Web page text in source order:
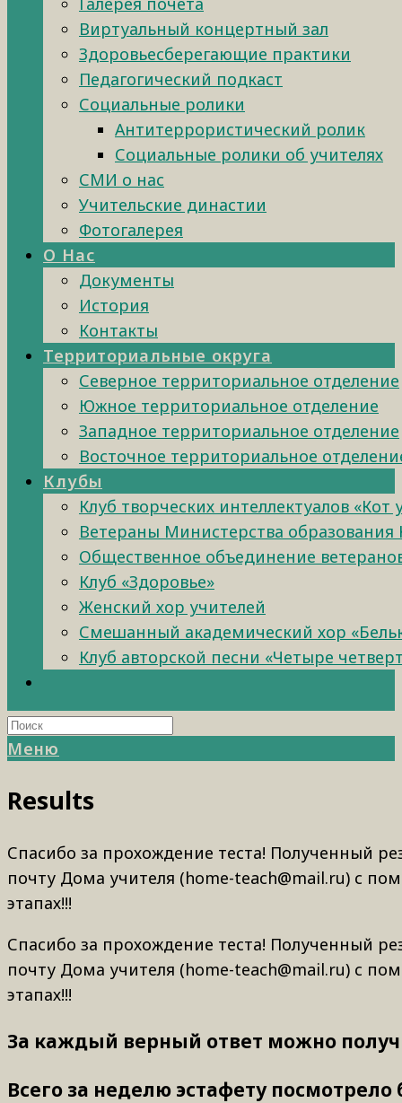
Виртуальный концертный зал
Здоровьесберегающие практики
Педагогический подкаст
Социальные ролики
Антитеррористический ролик
Социальные ролики об учителях
СМИ о нас
Учительские династии
Фотогалерея
О Нас
Документы
История
Контакты
Территориальные округа
Северное территориальное отделение
Южное территориальное отделение
Западное территориальное отделение
Восточное территориальное
Клубы
Клуб творческих интеллектуалов «Кот
Ветераны Министерства образования
Общественное объединение
Клуб «Здоровье»
Женский хор учителей
Смешанный академический хор
Клуб авторской песни «Четыре
Меню
Results
Спасибо за прохождение теста! Полученный
почту Дома учителя (home-teach@mail.ru) с
этапах!!!
Спасибо за прохождение теста! Полученный
почту Дома учителя (home-teach@mail.ru) с
этапах!!!
За каждый верный ответ можно
Всего за неделю эстафету